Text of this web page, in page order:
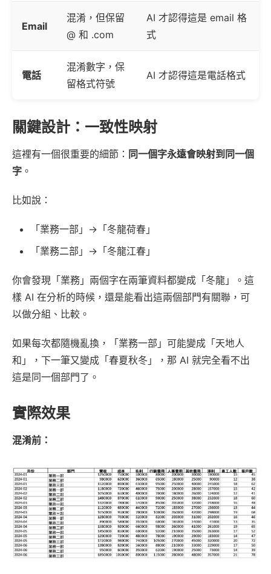
Email
混淆，但保留
@ 和 .com
AI 才認得這是 email 格
式
電話
混淆數字，保
留格式符號
AI 才認得這是電話格式
關鍵設計：一致性映射
這裡有一個很重要的細節： 同一個字永遠會映射到同一個
字 。
比如說：
「業務一部」→「冬龍荷春」
「業務二部」→「冬龍江春」
你會發現「業務」兩個字在兩筆資料都變成「冬龍」。這
樣 AI 在分析的時候，還是能看出這兩個部門有關聯，可
以做分組、比較。
如果每次都隨機亂換，「業務一部」可能變成「天地人
和」，下一筆又變成「春夏秋冬」，那 AI 就完全看不出
這是同一個部門了。
實際效果
混淆前：